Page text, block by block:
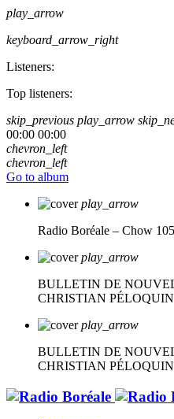
play_arrow
keyboard_arrow_right
Listeners:
Top listeners:
skip_previous play_arrow
00:00 00:00
chevron_left
chevron_left
Go to album
play_arrow
Radio Boréale – Chow
play_arrow
BULLETIN DE
CHRISTIAN PÉLOQUIN
play_arrow
BULLETIN DE
CHRISTIAN PÉLOQUIN